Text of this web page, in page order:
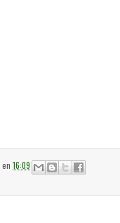
en 16:09